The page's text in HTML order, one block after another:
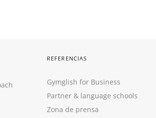
REFERENCIAS
Gymglish for Business
Partner & language schools
Zona de prensa